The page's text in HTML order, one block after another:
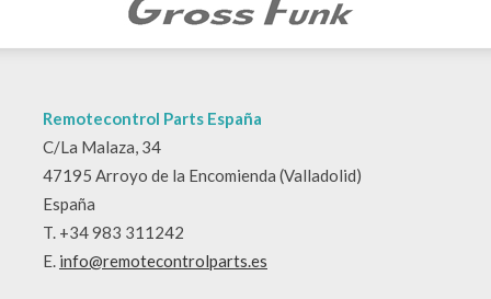
Remotecontrol Parts España
C/La Malaza, 34
47195 Arroyo de la Encomienda (Valladolid)
España
T. +34 983 311242
E. info@remotecontrolparts.es